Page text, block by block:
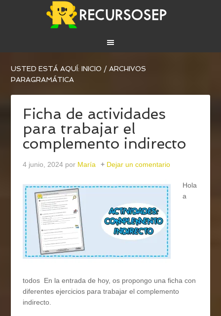
USTED ESTÁ AQUÍ:INICIO / ARCHIVOS
PARAGRAMÁTICA
Ficha de actividades
para trabajar el
complemento indirecto
4 junio, 2024 por María Dejar un comentario
Hola
a
todos En la entrada de hoy, os propongo una ficha con
diferentes ejercicios para trabajar el complemento
indirecto.